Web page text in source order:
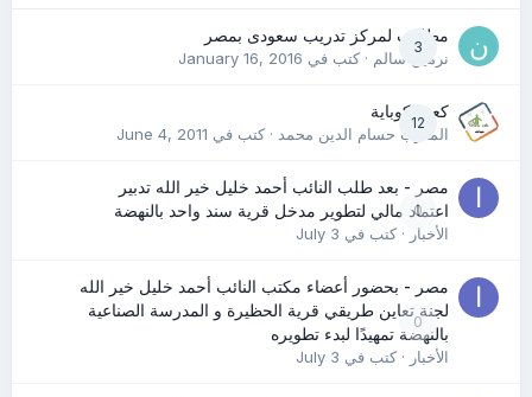
3
مطلوب لمركز تدريب سعودى بمصر
نرمين سالم· كتب في January 16, 2016
12
كعب كوباية
المدرب حسام الدين محمد· كتب في June 4, 2011
0
مصر - بعد طلب النائب أحمد خليل خير الله تدبير
اعتماد مالي لتطوير مدخل قرية سند واحد بالنهضة
الأخبار· كتب في July 3
0
مصر - بحضور أعضاء مكتب النائب أحمد خليل خير الله
لجنة تعاين طريقي قرية الحظيرة و المدرسة الصناعية
بالنهضة تمهيدًا لبدء تطويره
الأخبار· كتب في July 3